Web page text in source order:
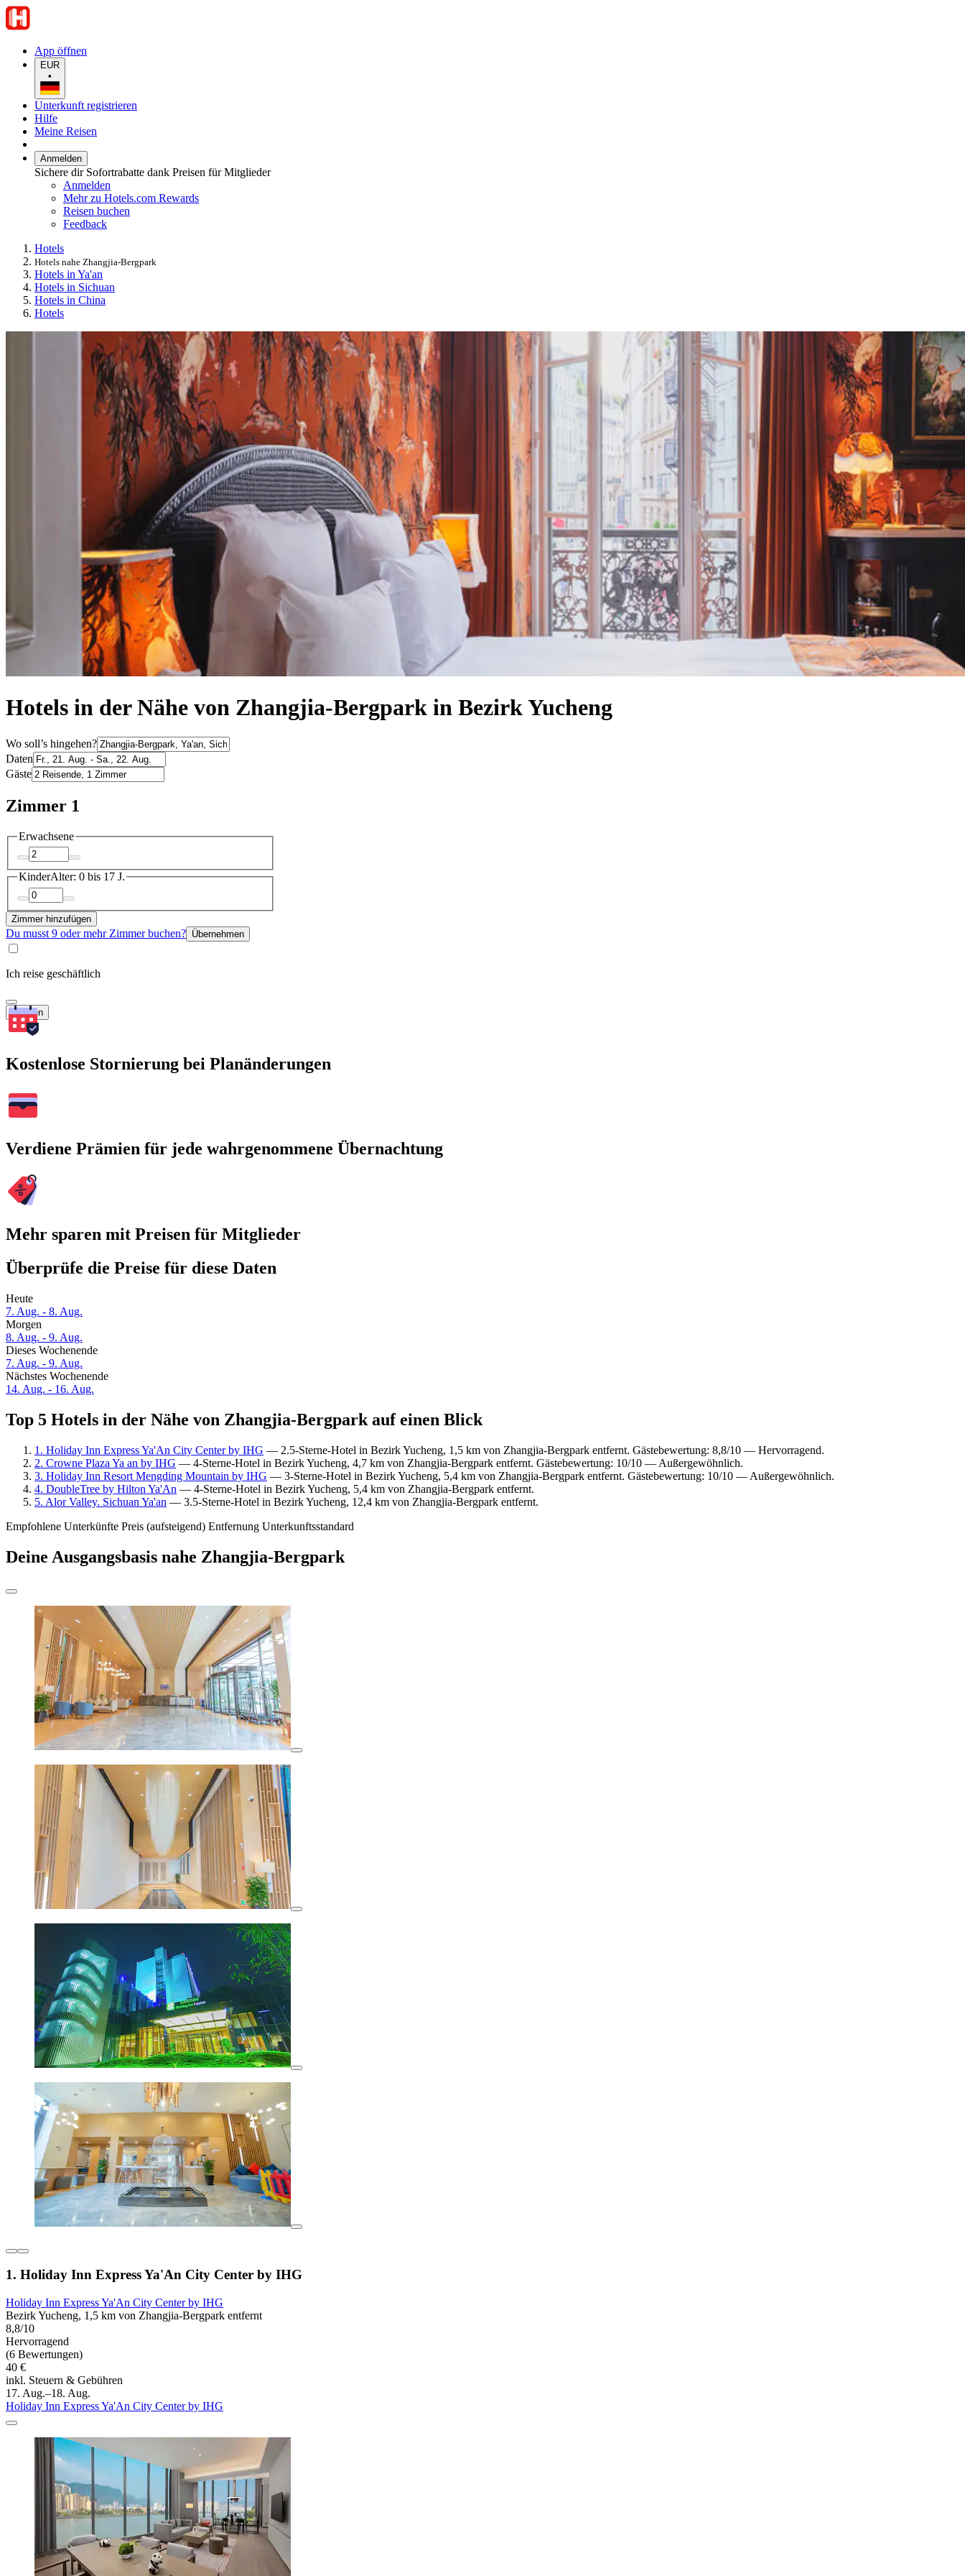
App öffnen
EUR
•
Unterkunft registrieren
Hilfe
Meine Reisen
Anmelden
Sichere dir Sofortrabatte dank Preisen für Mitglieder
Anmelden
Mehr zu Hotels.com Rewards
Reisen buchen
Feedback
Hotels
Hotels nahe Zhangjia-Bergpark
Hotels in Ya'an
Hotels in Sichuan
Hotels in China
Hotels
Hotels in der Nähe von Zhangjia-Bergpark in Bezirk Yucheng
Wo soll’s hingehen?
Daten
Gäste
Zimmer 1
Erwachsene
KinderAlter: 0 bis 17 J.
Zimmer hinzufügen
Du musst 9 oder mehr Zimmer buchen? Übernehmen
Ich reise geschäftlich
Suchen
Kostenlose Stornierung bei Planänderungen
Verdiene Prämien für jede wahrgenommene Übernachtung
Mehr sparen mit Preisen für Mitglieder
Überprüfe die Preise für diese Daten
Heute
7. Aug. - 8. Aug.
Morgen
8. Aug. - 9. Aug.
Dieses Wochenende
7. Aug. - 9. Aug.
Nächstes Wochenende
14. Aug. - 16. Aug.
Top 5 Hotels in der Nähe von Zhangjia-Bergpark auf einen Blick
1. Holiday Inn Express Ya'An City Center by IHG — 2.5-Sterne-Hotel in Bezirk Yucheng, 1,5 km von Zhangjia-Bergpark entfernt. Gästebewertung: 8,8/10 — Hervorragend.
2. Crowne Plaza Ya an by IHG — 4-Sterne-Hotel in Bezirk Yucheng, 4,7 km von Zhangjia-Bergpark entfernt. Gästebewertung: 10/10 — Außergewöhnlich.
3. Holiday Inn Resort Mengding Mountain by IHG — 3-Sterne-Hotel in Bezirk Yucheng, 5,4 km von Zhangjia-Bergpark entfernt. Gästebewertung: 10/10 — Außergewöhnlich.
4. DoubleTree by Hilton Ya'An — 4-Sterne-Hotel in Bezirk Yucheng, 5,4 km von Zhangjia-Bergpark entfernt.
5. Alor Valley. Sichuan Ya'an — 3.5-Sterne-Hotel in Bezirk Yucheng, 12,4 km von Zhangjia-Bergpark entfernt.
Empfohlene Unterkünfte Preis (aufsteigend) Entfernung Unterkunftsstandard
Deine Ausgangsbasis nahe Zhangjia-Bergpark
1. Holiday Inn Express Ya'An City Center by IHG
Holiday Inn Express Ya'An City Center by IHG
Bezirk Yucheng, 1,5 km von Zhangjia-Bergpark entfernt
8,8/10
Hervorragend
(6 Bewertungen)
40 €
inkl. Steuern & Gebühren
17. Aug.–18. Aug.
Holiday Inn Express Ya'An City Center by IHG